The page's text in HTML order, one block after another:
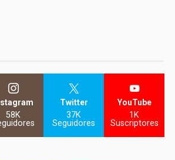
58K
Twitter
37K
Seguidores
YouTube
1K
Suscriptores